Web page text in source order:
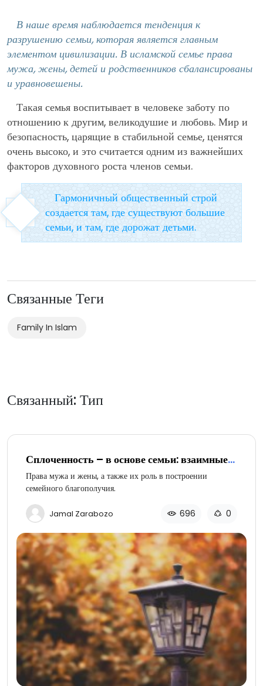
В наше время наблюдается тенденция к
разрушению семьи, которая является главным
элементом цивилизации. В исламской семье права
мужа, жены, детей и родственников сбалансированы
и уравновешены.
Такая семья воспитывает в человеке заботу по
отношению к другим, великодушие и любовь. Мир и
безопасность, царящие в стабильной семье, ценятся
очень высоко, и это считается одним из важнейших
факторов духовного роста членов семьи.
Гармоничный общественный строй
создается там, где существуют большие
семьи, и там, где дорожат детьми.
Связанные Теги
Family In Islam
Связанный: Тип
Сплоченность – в основе семьи: взаимные
права супругов (часть 3 из 4)
Права мужа и жены, а также их роль в построении
семейного благополучия.
Jamal Zarabozo 696 0